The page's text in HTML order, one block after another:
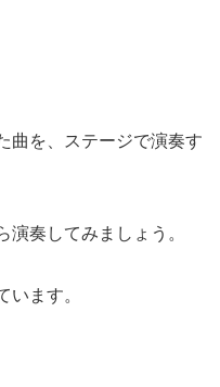
曲を、ステージで演奏す
奏してみましょう。
います。